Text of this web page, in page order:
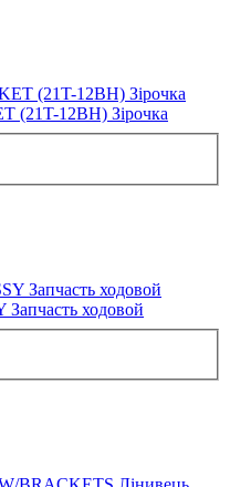
(21T-12BH) Зірочка
ходовой